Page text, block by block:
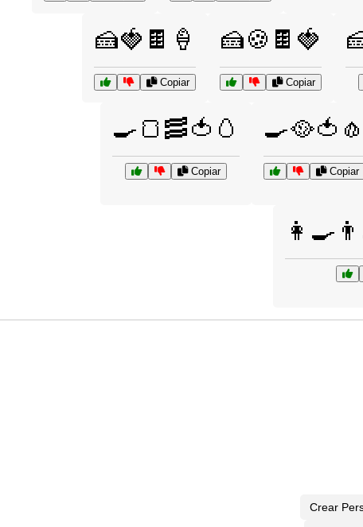
🍰🍓🍫🍦
Copiar
🍰🍪🍫🍓
Copiar
🍳🍞🥓🍅🥚
Copiar
🍳🥘🍅🧄
Copiar
Crear